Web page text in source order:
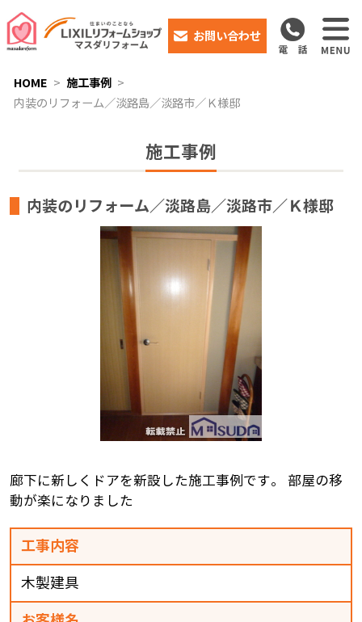
お問い合わせ
HOME
施工事例
内装のリフォーム／淡路島／淡路市／Ｋ様邸
施工事例
内装のリフォーム／淡路島／淡路市／Ｋ様邸
廊下に新しくドアを新設した施工事例です。 部屋の移
動が楽になりました
工事内容
木製建具